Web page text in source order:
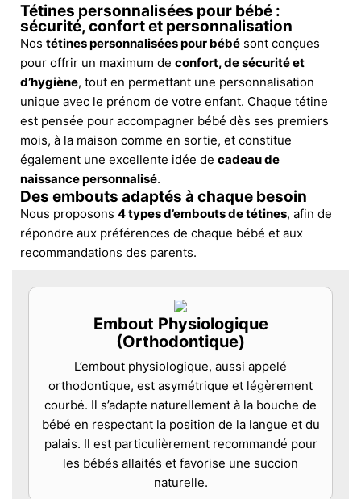
Tétines personnalisées pour bébé :
sécurité, confort et personnalisation
Nos tétines personnalisées pour bébé sont conçues
pour offrir un maximum de confort, de sécurité et
d’hygiène, tout en permettant une personnalisation
unique avec le prénom de votre enfant. Chaque tétine
est pensée pour accompagner bébé dès ses premiers
mois, à la maison comme en sortie, et constitue
également une excellente idée de cadeau de
naissance personnalisé.
Des embouts adaptés à chaque besoin
Nous proposons 4 types d’embouts de tétines, afin de
répondre aux préférences de chaque bébé et aux
recommandations des parents.
Embout Physiologique
(Orthodontique)
L’embout physiologique, aussi appelé
orthodontique, est asymétrique et légèrement
courbé. Il s’adapte naturellement à la bouche de
bébé en respectant la position de la langue et du
palais. Il est particulièrement recommandé pour
les bébés allaités et favorise une succion
naturelle.